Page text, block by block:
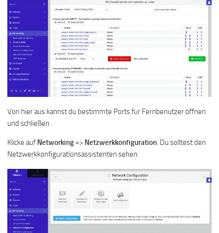
Von hier aus kannst du bestimmte Ports für Fernbenutzer öffnen
und schließen.
Klicke auf Networking => Netzwerkkonfiguration. Du solltest den
Netzwerkkonfigurationsassistenten sehen: